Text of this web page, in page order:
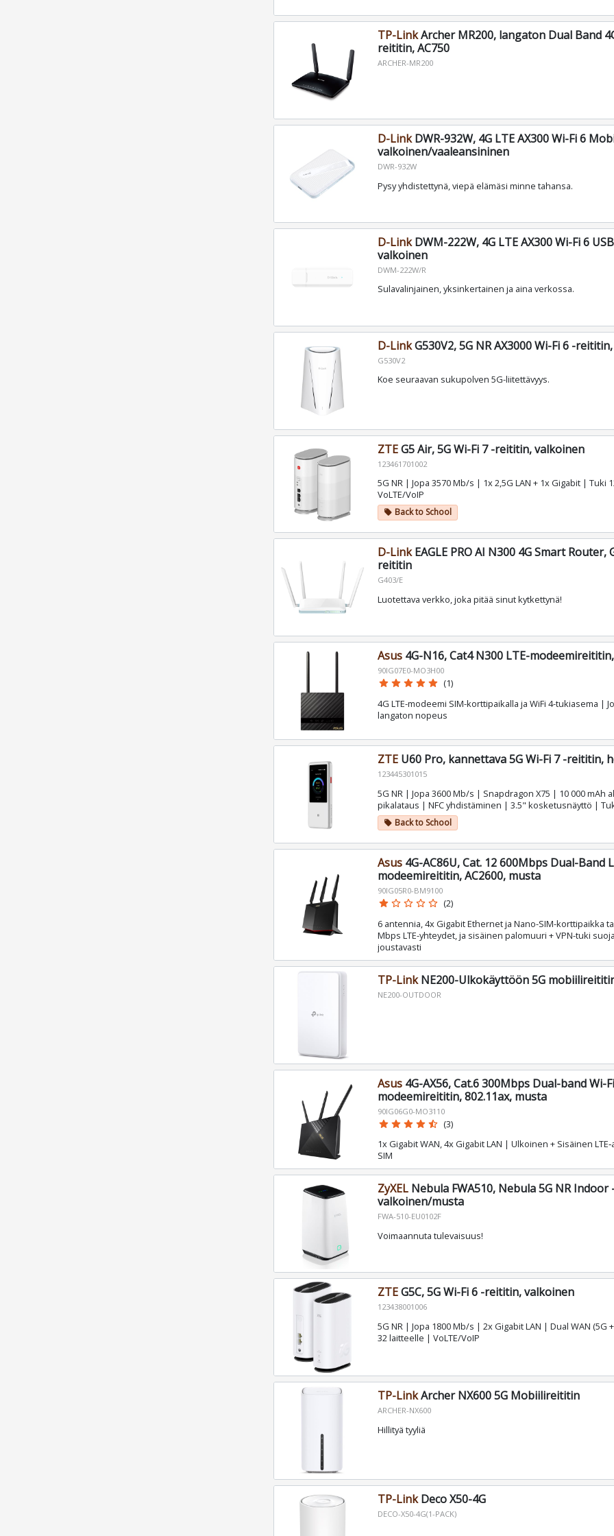
TP-LinkArcher MR200, langaton Dual Band
reititin, AC750
ARCHER-MR200
D-LinkDWR-932W, 4G LTE AX300 Wi-Fi 6
valkoinen/vaaleansininen
DWR-932W
Pysy yhdistettynä, viepä elämäsi minne tahansa.
D-LinkDWM-222W, 4G LTE AX300 Wi-Fi 6
valkoinen
DWM-222W/R
Sulavalinjainen, yksinkertainen ja aina verkossa.
D-LinkG530V2, 5G NR AX3000 Wi-Fi 6 -
G530V2
Koe seuraavan sukupolven 5G-liitettävyys.
ZTEG5 Air, 5G Wi-Fi 7 -reititin, valkoinen
123461701002
5G NR | Jopa 3570 Mb/s | 1x 2,5G LAN + 1x Gigabit | Tuki
VoLTE/VoIP
local_offer Back to School
D-LinkEAGLE PRO AI N300 4G Smart Router,
reititin
G403/E
Luotettava verkko, joka pitää sinut kytkettynä!
Asus4G-N16, Cat4 N300 LTE-
90IG07E0-MO3H00
star star star star star (1)
4G LTE-modeemi SIM-korttipaikalla ja WiFi 4-tukiasema |
langaton nopeus
ZTEU60 Pro, kannettava 5G Wi-Fi 7 -reititin,
123445301015
5G NR | Jopa 3600 Mb/s | Snapdragon X75 | 10 000 mAh
pikalataus | NFC yhdistäminen | 3.5" kosketusnäyttö |
local_offer Back to School
Asus4G-AC86U, Cat. 12 600Mbps Dual-Band
modeemireititin, AC2600, musta
90IG05R0-BM9100
star star_border star_border star_border star_border (2)
6 antennia, 4x Gigabit Ethernet ja Nano-SIM-korttipaikka
Mbps LTE-yhteydet, ja sisäinen palomuuri + VPN-tuki
joustavasti
TP-LinkNE200-Ulkokäyttöön 5G
NE200-OUTDOOR
Asus4G-AX56, Cat.6 300Mbps Dual-band Wi-
modeemireititin, 802.11ax, musta
90IG06G0-MO3110
star star star star star_half (3)
1x Gigabit WAN, 4x Gigabit LAN | Ulkoinen + Sisäinen
SIM
ZyXELNebula FWA510, Nebula 5G NR
valkoinen/musta
FWA-510-EU0102F
Voimaannuta tulevaisuus!
ZTEG5C, 5G Wi-Fi 6 -reititin, valkoinen
123438001006
5G NR | Jopa 1800 Mb/s | 2x Gigabit LAN | Dual WAN (5G
32 laitteelle | VoLTE/VoIP
TP-LinkArcher NX600 5G Mobiilireititin
ARCHER-NX600
Hillityä tyyliä
TP-LinkDeco X50-4G
DECO-X50-4G(1-PACK)